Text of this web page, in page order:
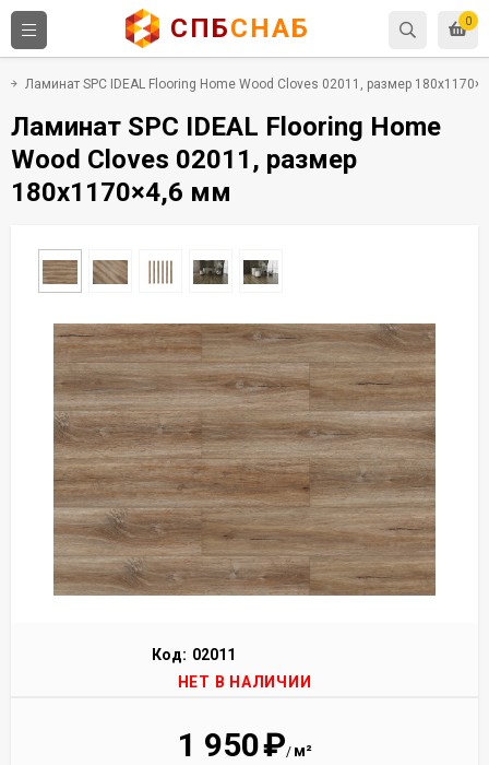
0
СПБСНАБ
Ламинат SPC IDEAL Flooring Home Wood Cloves 02011, размер
Ламинат SPC IDEAL Flooring Home
Wood Cloves 02011, размер
180x1170×4,6 мм
Код: 02011
НЕТ В НАЛИЧИИ
1 950₽/ м²